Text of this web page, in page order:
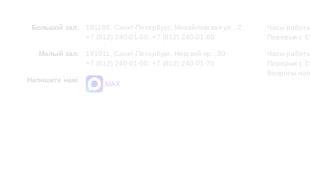
Большой зал:
191186, Санкт-Петербург, Михайловская ул., 2
+7 (812) 240-01-00, +7 (812) 240-01-80
Малый зал:
191011, Санкт-Петербург, Невский пр., 30
+7 (812) 240-01-00, +7 (812) 240-01-70
Напишите нам:
MAX
Часы
Перерыв с
Часы
Перерыв с
Вопросы